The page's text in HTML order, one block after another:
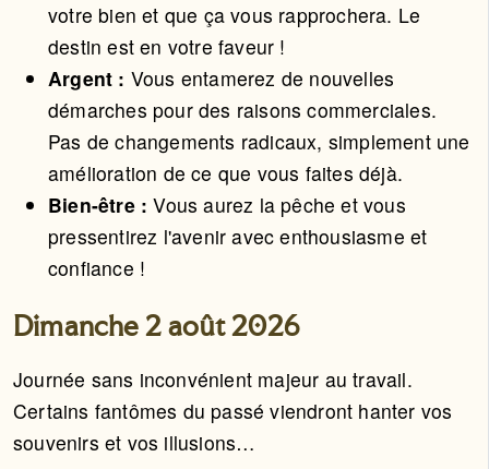
votre bien et que ça vous rapprochera. Le
destin est en votre faveur !
Argent : Vous entamerez de nouvelles
démarches pour des raisons commerciales.
Pas de changements radicaux, simplement une
amélioration de ce que vous faites déjà.
Bien-être :Vous aurez la pêche et vous
pressentirez l'avenir avec enthousiasme et
confiance !
Dimanche 2 août 2026
Journée sans inconvénient majeur au travail.
Certains fantômes du passé viendront hanter vos
souvenirs et vos illusions…